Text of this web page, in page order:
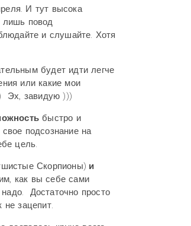
И тут высока
лишь повод
и слушайте. Хотя
будет идти легче
или какие мои
Эх, завидую )))
быстро и
подсознание на
цель.
Скорпионы) и
как вы себе сами
Достаточно просто
не зацепит.